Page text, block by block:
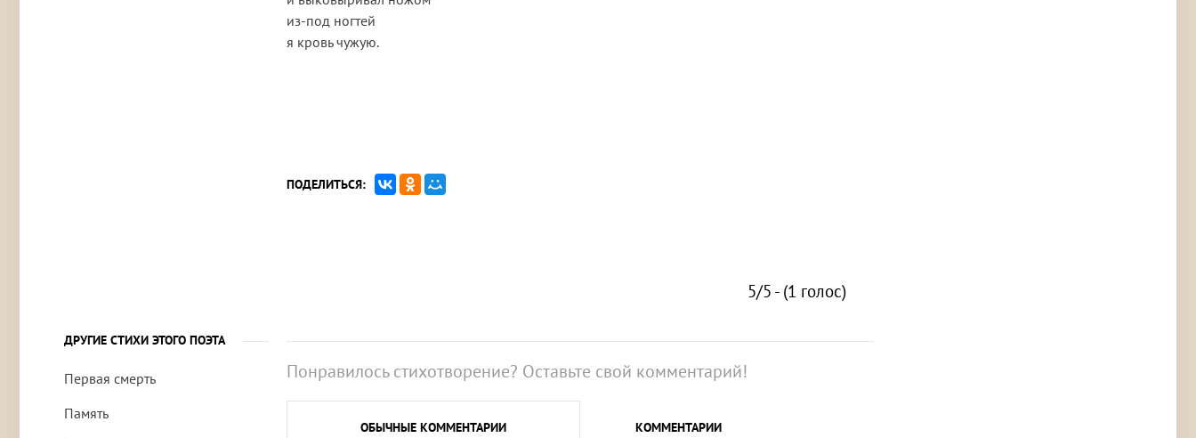
из-под ногтей
я кровь чужую.
ПОДЕЛИТЬСЯ:
5/5 - (1 голос)
ДРУГИЕ СТИХИ ЭТОГО ПОЭТА
Первая смерть
Память
Понравилось стихотворение? Оставьте свой комментарий!
ОБЫЧНЫЕ КОММЕНТАРИИ КОММЕНТАРИИ